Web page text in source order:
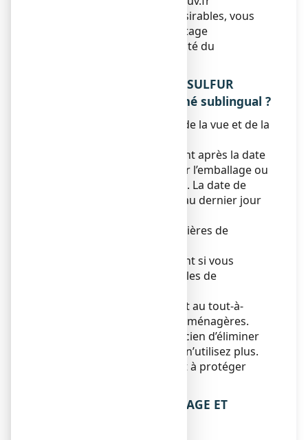
En signalant les effets indésirables, vous
contribuez à fournir davantage
d’informations sur la sécurité du
5. COMMENT CONSERVER SULFUR
COMPLEXE N°12, comprimé sublingual ?
Tenir ce médicament hors de la vue et de la
N’utilisez pas ce médicament après la date
de péremption indiquée sur l’emballage ou
la plaquette thermoformée. La date de
péremption fait référence au dernier jour
Pas de précautions particulières de
N’utilisez pas ce médicament si vous
remarquez des signes visibles de
Ne jetez aucun médicament au tout-à-
les ordures ménagères.
Demandez à votre pharmacien d’éliminer
les médicaments que vous n’utilisez plus.
Ces mesures contribueront à protéger
6. CONTENU DE L’EMBALLAGE ET